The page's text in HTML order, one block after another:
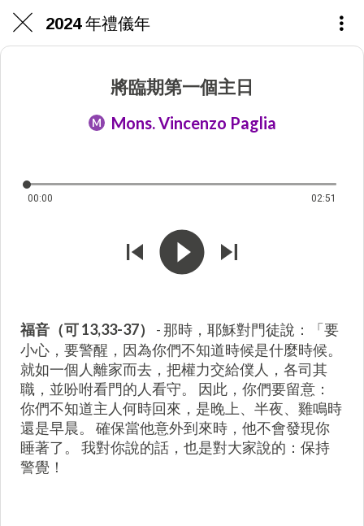
2024 年禮儀年
將臨期第一個主日
M Mons. Vincenzo Paglia
00:00 02:51
福音（可 13,33-37）
- 那時，耶穌對門徒說：「要
小心，要警醒，因為你們不知道時候是什麼時候。
就如一個人離家而去，把權力交給僕人，各司其
職，並吩咐看門的人看守。 因此，你們要留意：
你們不知道主人何時回來，是晚上、半夜、雞鳴時
還是早晨。 確保當他意外到來時，他不會發現你
睡著了。 我對你說的話，也是對大家說的：保持
警覺！